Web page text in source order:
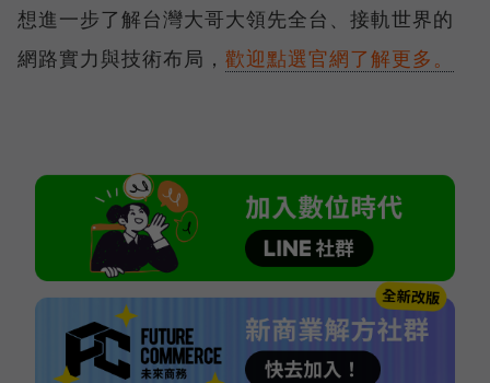
想進一步了解台灣大哥大領先全台、接軌世界的
網路實力與技術布局， 歡迎點選官網了解更多。